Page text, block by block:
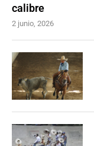
calibre
2 junio, 2026